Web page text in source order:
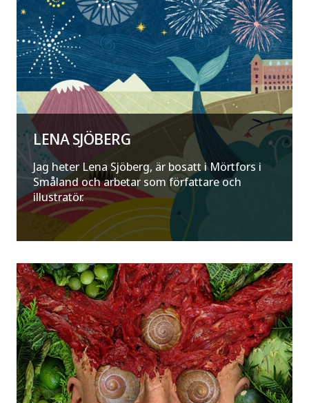
LENA SJÖBERG
Jag heter Lena Sjöberg, är bosatt i Mörtfors i
Småland och arbetar som författare och
illustratör.